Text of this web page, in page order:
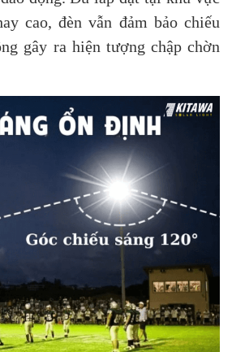
cao, đèn vẫn đảm bảo chiếu
gây ra hiện tượng chập chờn